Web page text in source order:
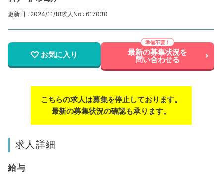
更新日 : 2024/11/18求人No : 617030
お気に入り 最新の募集状況を
問い合わせる
こちらの求人は募集を停止しております。
最新の募集状況の確認も承ります。
求人詳細
給与